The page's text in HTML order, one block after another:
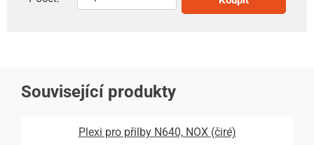
Související produkty
Plexi pro přilby N640, NOX (čiré)